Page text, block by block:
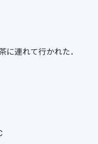
に連れて行かれた．